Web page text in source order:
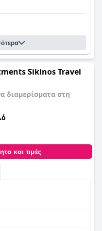
Sikinos Travel
διαμερίσματα στη
και τιμές